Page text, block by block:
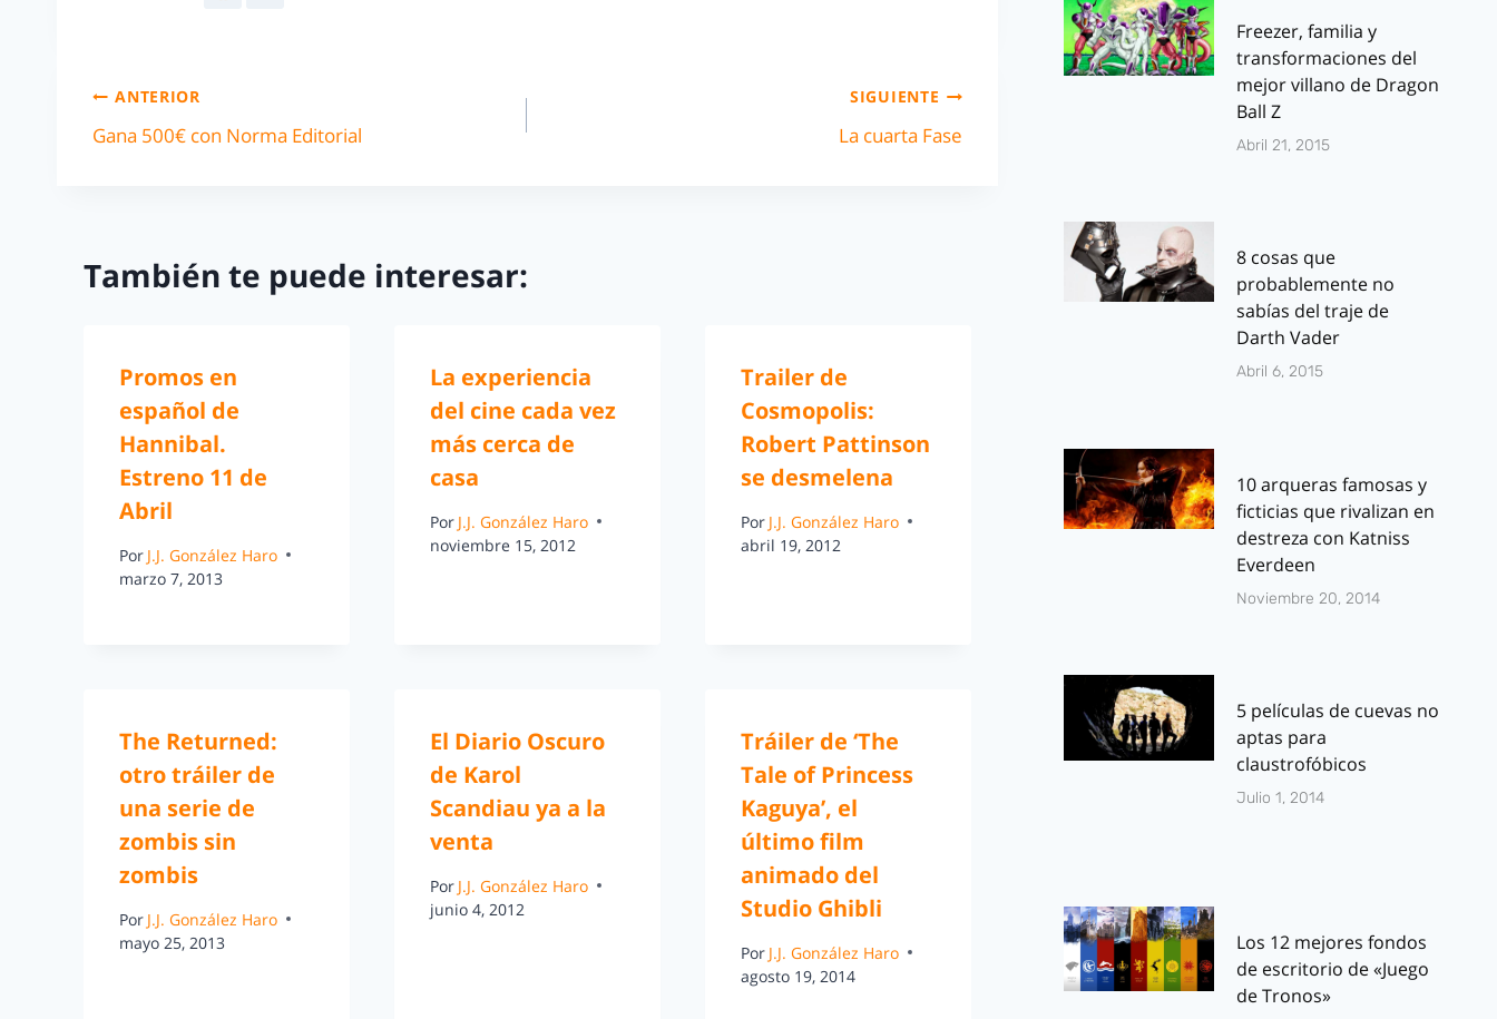
ANTERIOR
Gana 500€ con Norma Editorial
SIGUIENTE
La cuarta Fase
También te puede interesar:
Promos en
español de
Hannibal.
Estreno 11 de
Abril
Por J.J. González Haro
marzo 7, 2013
La experiencia
del cine cada vez
más cerca de
casa
Por J.J. González Haro
noviembre 15, 2012
Trailer de
Cosmopolis:
Robert Pattinson
se desmelena
Por J.J. González Haro
abril 19, 2012
The Returned:
otro tráiler de
una serie de
zombis sin
zombis
Por J.J. González Haro
mayo 25, 2013
El Diario Oscuro
de Karol
Scandiau ya a la
venta
Por J.J. González Haro
junio 4, 2012
Tráiler de ‘The
Tale of Princess
Kaguya’, el
último film
animado del
Studio Ghibli
Por J.J. González Haro
agosto 19, 2014
Freezer, familia y
transformaciones del
mejor villano de Dragon
Ball Z
Abril 21, 2015
8 cosas que
probablemente no
sabías del traje de
Darth Vader
Abril 6, 2015
10 arqueras famosas y
ficticias que rivalizan en
destreza con Katniss
Everdeen
Noviembre 20, 2014
5 películas de cuevas no
aptas para
claustrofóbicos
Julio 1, 2014
Los 12 mejores fondos
de escritorio de «Juego
de Tronos»